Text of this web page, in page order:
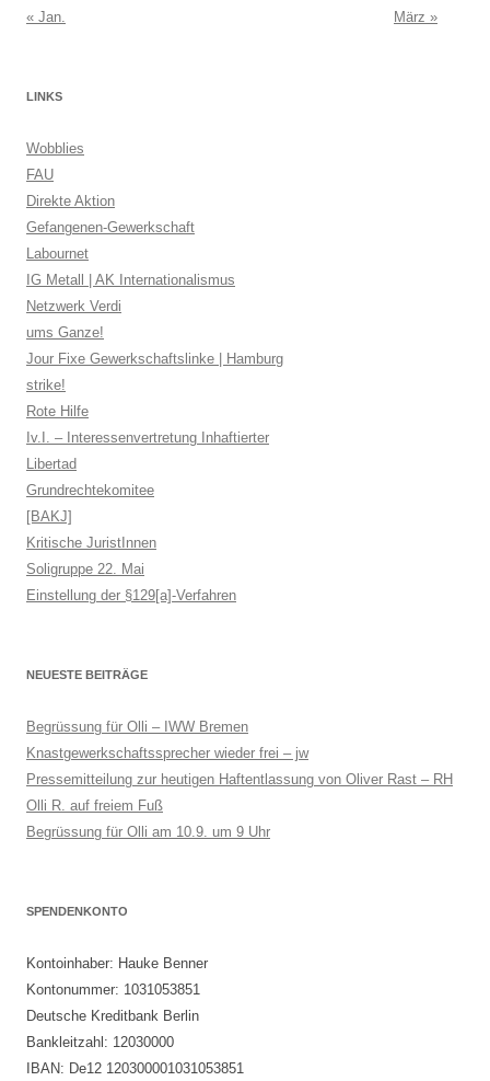
« Jan.
März »
LINKS
Wobblies
FAU
Direkte Aktion
Gefangenen-Gewerkschaft
Labournet
IG Metall | AK Internationalismus
Netzwerk Verdi
ums Ganze!
Jour Fixe Gewerkschaftslinke | Hamburg
strike!
Rote Hilfe
Iv.I. – Interessenvertretung Inhaftierter
Libertad
Grundrechtekomitee
[BAKJ]
Kritische JuristInnen
Soligruppe 22. Mai
Einstellung der §129[a]-Verfahren
NEUESTE BEITRÄGE
Begrüssung für Olli – IWW Bremen
Knastgewerkschaftssprecher wieder frei – jw
Pressemitteilung zur heutigen Haftentlassung von Oliver Rast – RH
Olli R. auf freiem Fuß
Begrüssung für Olli am 10.9. um 9 Uhr
SPENDENKONTO
Kontoinhaber: Hauke Benner
Kontonummer: 1031053851
Deutsche Kreditbank Berlin
Bankleitzahl: 12030000
IBAN: De12 120300001031053851